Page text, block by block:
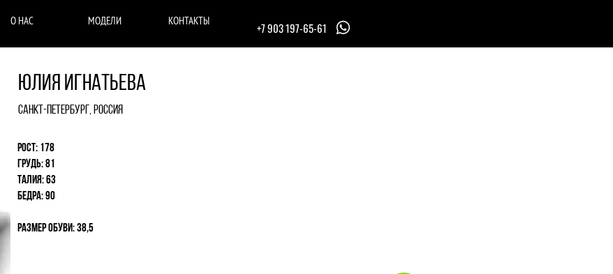
О НАС МОДЕЛИ КОНТАКТЫ +7 903 197-65-61
Юлия Игнатьева
Санкт-Петербург, Россия
Рост: 178
Грудь: 81
Талия: 63
Бедра: 90
Размер обуви: 38,5